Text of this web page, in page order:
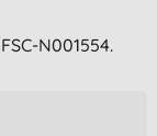
N001554.